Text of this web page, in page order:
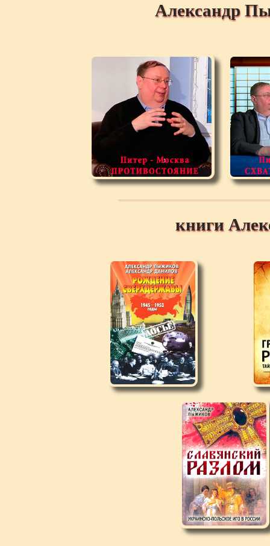
Александр
книги